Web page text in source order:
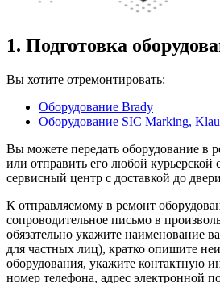
1. Подготовка
Вы хотите отремонтировать:
Оборудование Brady
Оборудование SIC Marking,
Вы можете передать оборудование в
или отправить его любой
сервисный центр с доставкой до
К отправляемому в ремонт
сопроводительное письмо в
обязательно укажите наименование
для частных лиц), кратко опишите
оборудования, укажите
номер телефона, адрес электронной